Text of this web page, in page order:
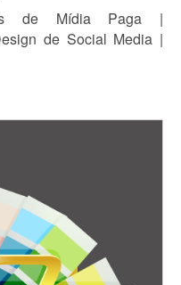
de Mídia Paga |
de Social Media |